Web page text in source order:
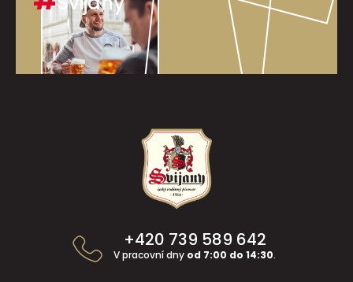
+420 739 589 642
V pracovní dny od 7:00 do 14:30.